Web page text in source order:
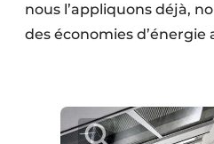
nous l’appliquons déjà,
des économies d’énergie